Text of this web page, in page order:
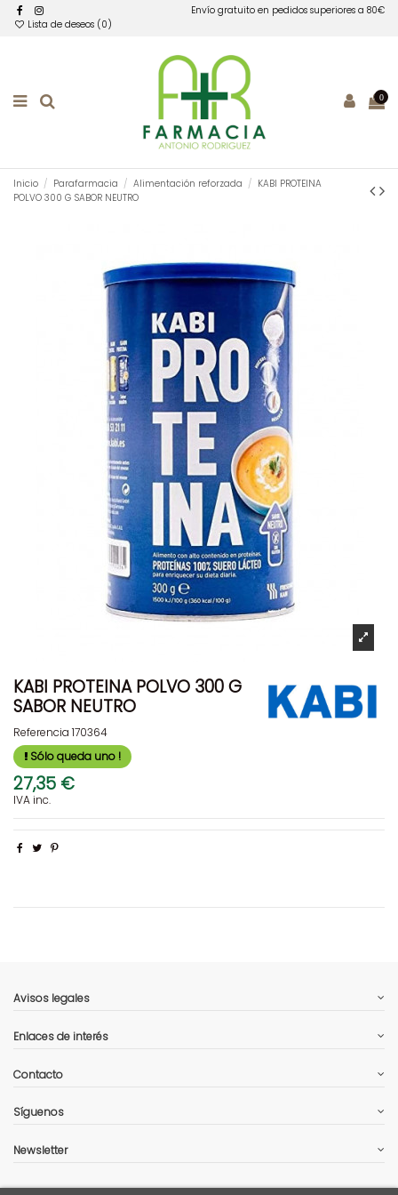
Envío gratuito en pedidos superiores a 80€
Lista de deseos (0 )
0
Inicio Parafarmacia Alimentación reforzada
KABI PROTEINA
POLVO 300 G SABOR NEUTRO
KABI PROTEINA POLVO 300 G
SABOR NEUTRO
Referencia 170364
Sólo queda uno !
27,35 €
IVA inc.
Avisos legales
Enlaces de interés
Contacto
Síguenos
Newsletter